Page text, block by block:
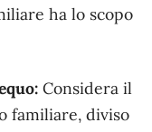
ha lo scopo
Considera il
familiare, diviso